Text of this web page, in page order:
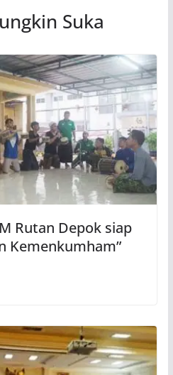
Suka
Rutan Depok siap
Kemenkumham”